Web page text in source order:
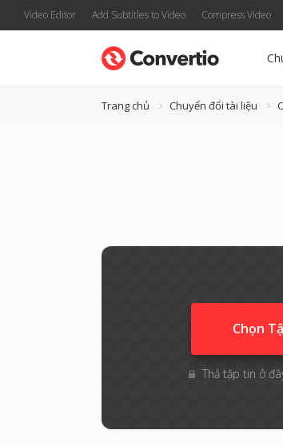
Video Editor Add Subtitles to Video Compress Video
Trang chủ Chuyển đổi tài liệu
Chọn
Thả tập tin ở